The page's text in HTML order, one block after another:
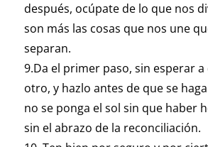
después, ocúpate de lo que nos
son más las cosas que nos une
separan.
9.Da el primer paso, sin esperar a
otro, y hazlo antes de que se
no se ponga el sol sin que haber
sin el abrazo de la reconciliación.